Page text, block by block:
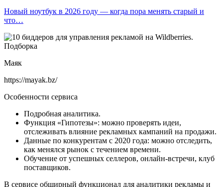
Новый ноутбук в 2026 году — когда пора менять старый и
что…
Маяк
https://mayak.bz/
Особенности сервиса
Подробная аналитика.
Функция «Гипотезы»: можно проверять идеи,
отслеживать влияние рекламных кампаний на продажи.
Данные по конкурентам с 2020 года: можно отследить,
как менялся рынок с течением времени.
Обучение от успешных селлеров, онлайн-встречи, клуб
поставщиков.
В сервисе обширный функционал для аналитики рекламы и